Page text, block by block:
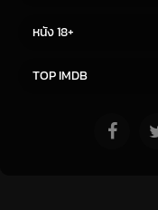
หนัง 18+
TOP IMDB